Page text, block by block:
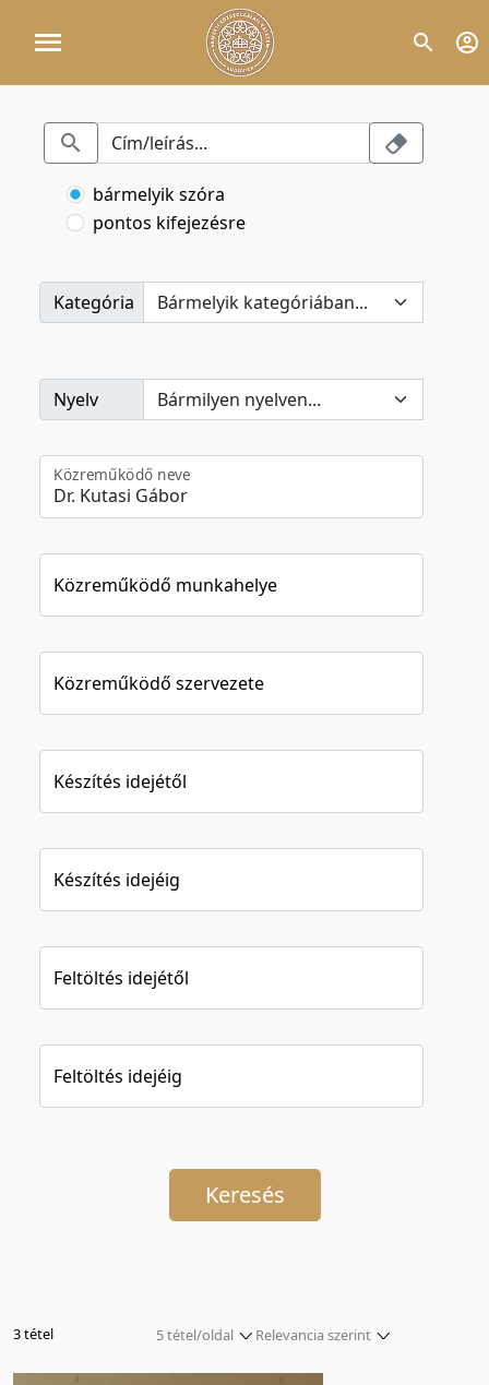
bármelyik szóra
pontos kifejezésre
Kategória
Nyelv
Közreműködő neve
Közreműködő munkahelye
Közreműködő szervezete
Készítés idejétől
Készítés idejéig
Feltöltés idejétől
Feltöltés idejéig
Keresés
Relevancia szerint
Relevancia szerint
3 tétel
5 tétel/oldal
5 tétel/oldal